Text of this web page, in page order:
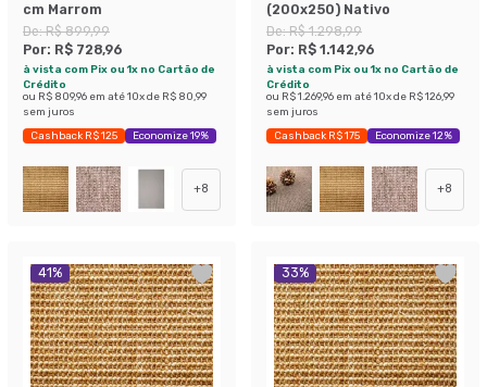
cm Marrom
De:R$ 899,99
Por: R$ 728,96
à vista com Pix ou 1x no Cartão de
Crédito
ou R$ 809,96 em até10x de R$ 80,99
sem juros
Cashback R$ 125 Economize 19%
+8
(200x250) Nativo
De:R$ 1.298,99
Por: R$ 1.142,96
à vista com Pix ou 1x no Cartão de
Crédito
ou R$ 1.269,96 em até10x de R$ 126,99
sem juros
Cashback R$ 175 Economize 12%
+8
41% 33%